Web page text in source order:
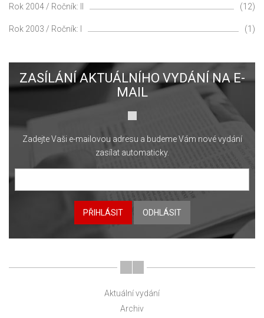
Rok 2004 / Ročník: II (12)
Rok 2003 / Ročník: I (1)
ZASÍLÁNÍ AKTUÁLNÍHO VYDÁNÍ NA E-
MAIL
Zadejte Vaši e-mailovou adresu a budeme Vám nové vydání
zasílat automaticky.
PŘIHLÁSIT ODHLÁSIT
Aktuální vydání
Archiv